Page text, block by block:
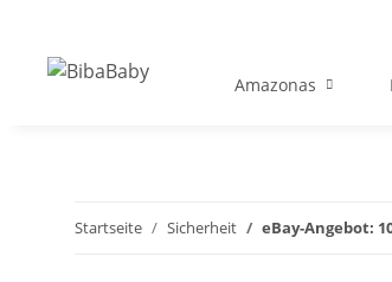
Amazonas
Startseite Sicherheit eBay-Angebot: